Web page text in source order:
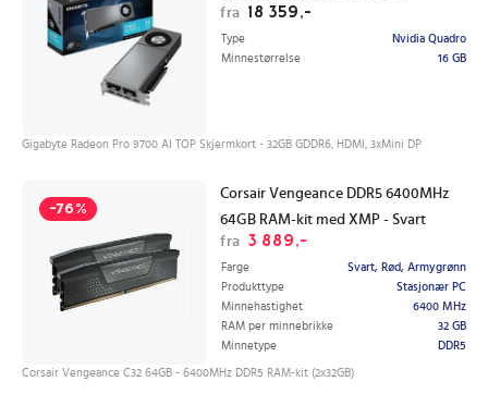
fra 18 359,-
Type
Nvidia Quadro
Minnestørrelse
16 GB
Gigabyte Radeon Pro 9700 AI TOP Skjermkort - 32GB GDDR6, HDMI, 3xMini DP
-76%
Corsair Vengeance DDR5 6400MHz
64GB RAM-kit med XMP - Svart
fra 3 889,-
Farge
Svart, Rød, Armygrønn
Produkttype
Stasjonær PC
Minnehastighet
6400 MHz
RAM per minnebrikke
32 GB
Minnetype
DDR5
Corsair Vengeance C32 64GB - 6400MHz DDR5 RAM-kit (2x32GB)